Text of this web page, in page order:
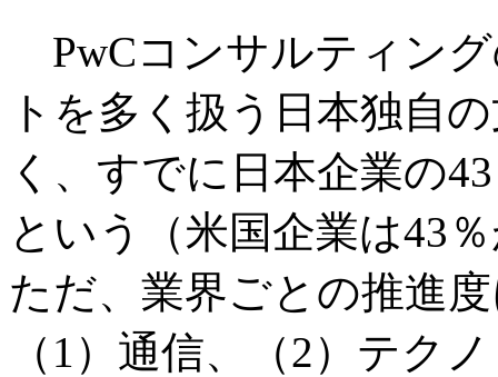
PwCコンサルティン
トを多く扱う日本独自
く、すでに日本企業の
という（米国企業は43
ただ、業界ごとの推進
（1）通信、（2）テク